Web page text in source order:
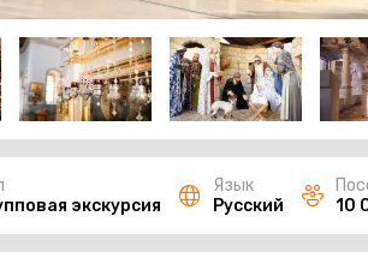
экскурсия
Язык
Русский
10